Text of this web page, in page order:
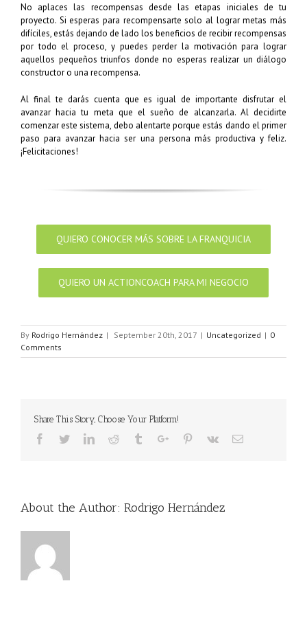
No aplaces las recompensas desde las etapas iniciales de tu
proyecto. Si esperas para recompensarte solo al lograr metas más
difíciles, estás dejando de lado los beneficios de recibir recompensas
por todo el proceso, y puedes perder la motivación para lograr
aquellos pequeños triunfos donde no esperas realizar un diálogo
constructor o una recompensa.
Al final te darás cuenta que es igual de importante disfrutar el
avanzar hacia tu meta que el sueño de alcanzarla. Al decidirte
comenzar este sistema, debo alentarte porque estás dando el primer
paso para avanzar hacia ser una persona más productiva y feliz.
¡Felicitaciones!
QUIERO CONOCER MÁS SOBRE LA FRANQUICIA
QUIERO UN ACTIONCOACH PARA MI NEGOCIO
By Rodrigo Hernández | September 20th, 2017 | Uncategorized | 0
Comments
Share This Story, Choose Your Platform!
Facebook
TwitterLinkedinReddit TumblrGoogle+Pinterest
Vk Email
About the Author: Rodrigo Hernández